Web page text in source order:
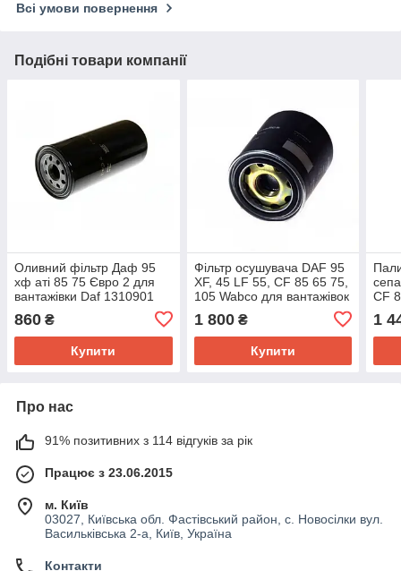
Всі умови повернення
Подібні товари компанії
Оливний фільтр Даф 95
хф аті 85 75 Євро 2 для
вантажівки Daf 1310901
860 ₴
Купити
Фільтр осушувача DAF 95
XF, 45 LF 55, CF 85 65 75,
105 Wabco для вантажівок
1 800₴
Купити
CF
1
Про нас
91% позитивних з 114 відгуків за рік
Працює з 23.06.2015
м. Київ
03027, Київська обл. Фастівський район, с. Новосілки вул.
Васильківська 2-а, Київ, Україна
Контакти